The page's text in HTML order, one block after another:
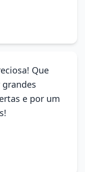
Que
grandes
e por um